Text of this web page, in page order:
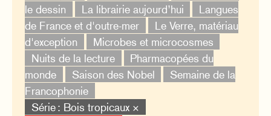
le dessin
La librairie aujourd’hui
Langues
de France et d'outre-mer
Le Verre, matériau
d'exception
Microbes et microcosmes
Nuits de la lecture
Pharmacopées du
monde
Saison des Nobel
Semaine de la
Francophonie
Série : Bois tropicaux ×